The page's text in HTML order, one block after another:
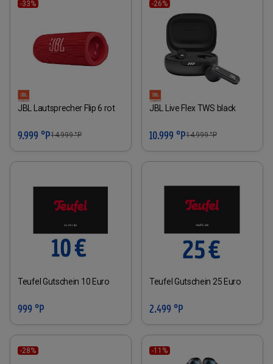
-33%
JBL Lautsprecher Flip 6 rot
9.999 °P14.999°P
-26%
JBL Live Flex TWS black
10.999 °P14.999°P
Teufel Gutschein 10 Euro
999 °P
Teufel Gutschein 25 Euro
2.499 °P
-28% -11%